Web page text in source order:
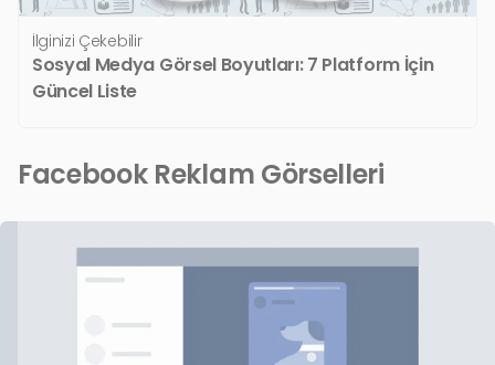
İlginizi Çekebilir
Sosyal Medya Görsel Boyutları: 7 Platform İçin
Güncel Liste
Facebook Reklam Görselleri